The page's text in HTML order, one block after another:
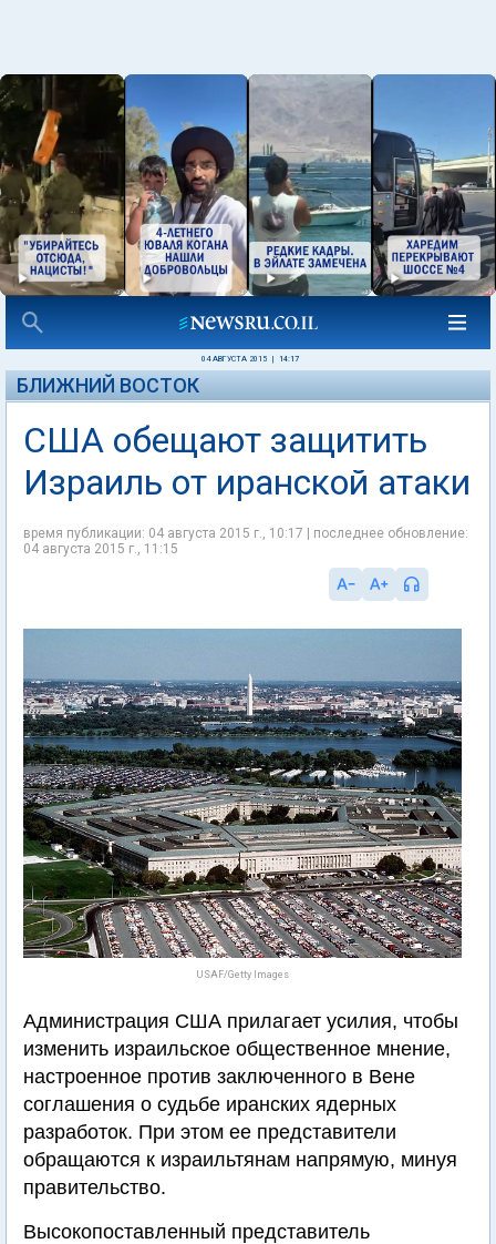
04 АВГУСТА 2015 14:17
БЛИЖНИЙ ВОСТОК
США обещают защитить
Израиль от иранской атаки
время публикации: 04 августа 2015 г., 10:17 | последнее обновление:
04 августа 2015 г., 11:15
USAF/Getty Images
Администрация США прилагает усилия, чтобы
изменить израильское общественное мнение,
настроенное против заключенного в Вене
соглашения о судьбе иранских ядерных
разработок. При этом ее представители
обращаются к израильтянам напрямую, минуя
правительство.
Высокопоставленный представитель